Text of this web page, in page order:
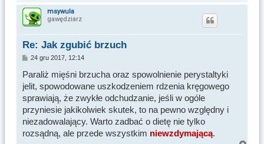
N
r
msywula
gawędziarz
Re: Jak zgubić brzuch
P
s
24 gru 2017, 12:14
Paraliż mięśni brzucha oraz spowolnienie perystaltyki
jelit, spowodowane uszkodzeniem rdzenia kręgowego
sprawiają, że zwykłe odchudzanie, jeśli w ogóle
przyniesie jakikolwiek skutek, to na pewno względny i
niezadowalający. Warto zadbać o dietę nie tylko
rozsądną, ale przede wszystkim niewzdymającą.